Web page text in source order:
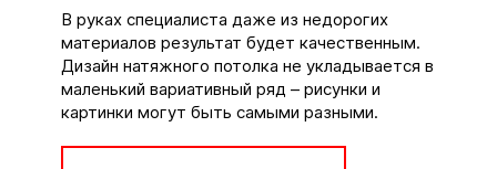
В руках специалиста даже из недорогих
материалов результат будет качественным.
Дизайн натяжного потолка не укладывается в
маленький вариативный ряд – рисунки и
картинки могут быть самыми разными.